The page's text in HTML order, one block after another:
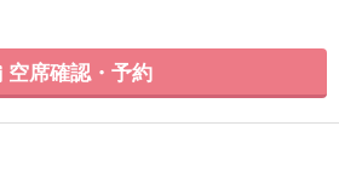
空席確認・予約